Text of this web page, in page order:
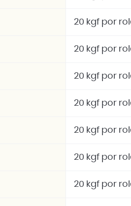
20 kgf por
20 kgf por
20 kgf por
20 kgf por
20 kgf por
20 kgf por
20 kgf por